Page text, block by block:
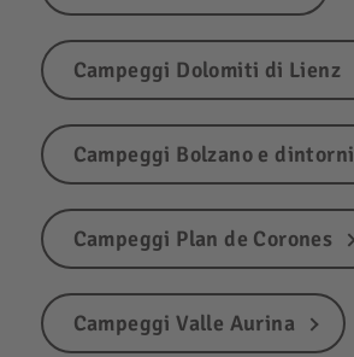
Campeggi Dolomiti di Lienz
Campeggi Bolzano e dintorni
Campeggi Plan de Corones
Campeggi Valle Aurina